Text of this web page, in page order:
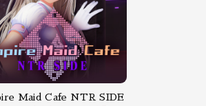
Maid Cafe NTR SIDE